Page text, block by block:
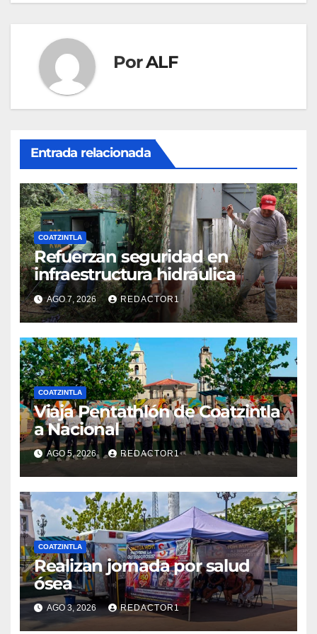
PorALF
Entrada relacionada
COATZINTLA
Refuerzan seguridad en
infraestructura hidráulica
AGO 7, 2026 REDACTOR1
COATZINTLA
Viaja Pentathlón de Coatzintla
a Nacional
AGO 5, 2026 REDACTOR1
COATZINTLA
Realizan jornada por salud
ósea
AGO 3, 2026 REDACTOR1